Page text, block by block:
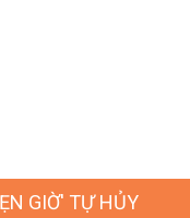
GIỜ' TỰ HỦY